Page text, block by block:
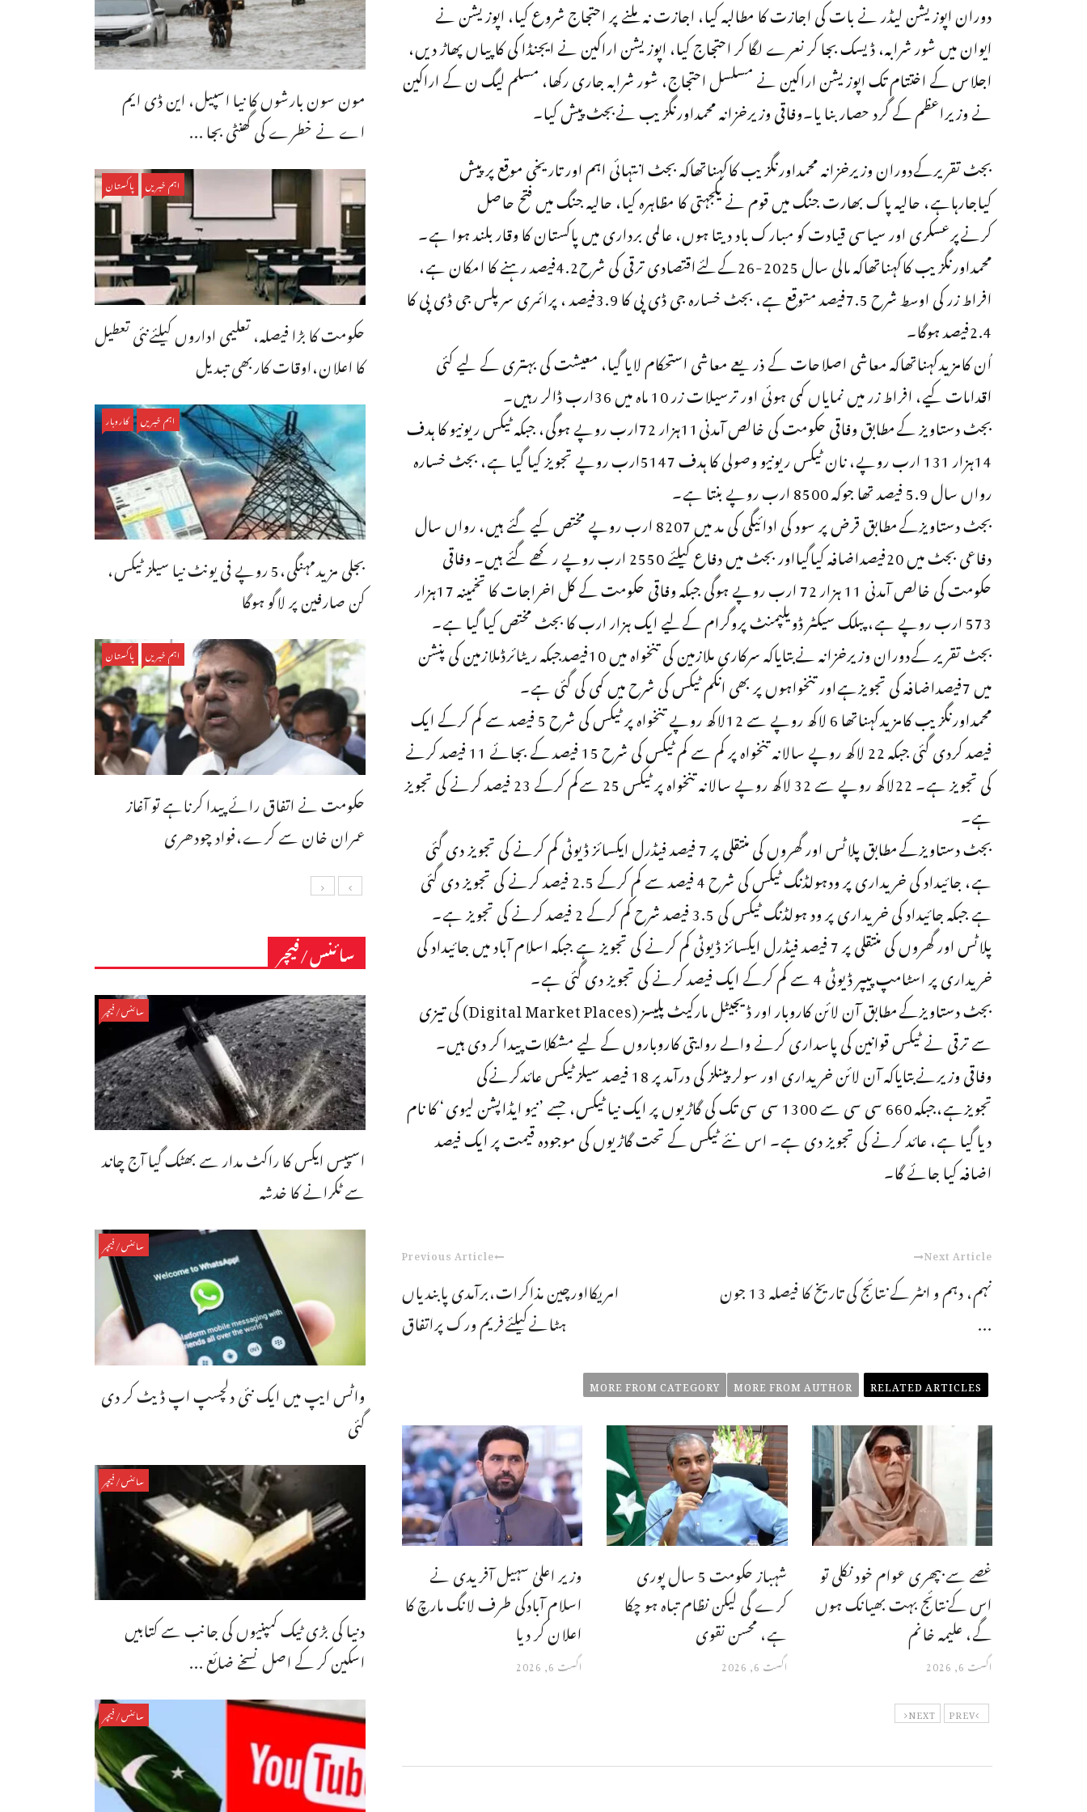
دوران اپوزیشن لیڈر نے بات کی اجازت کا مطالبہ کیا، اجازت نہ ملنے پر احتجاج شروع کیا، اپوزیشن نے
ایوان میں شور شرابہ، ڈیسک بجا کر نعرے لگا کر احتجاج کیا، اپوزیشن اراکین نے ایجنڈا کی کاپیاں پھاڑ دیں،
اجلاس کے اختتام تک اپوزیشن اراکین نے مسلسل احتجاج، شور شرابہ جاری رکھا، مسلم لیگ ن کے اراکین
نے وزیراعظم کے گرد حصار بنا یا۔وفاقی وزیرخزانہ محمداورنگزیب نےبجٹ پیش کیا۔
بجٹ تقریرکےدوران وزیرخزانہ محمداورنگزیب کاکہناتھاکہ بجٹ انتہائی اہم اور تاریخی موقع پرپیش
کیاجارہاہے، حالیہ پاک بھارت جنگ میں قوم نے یکجہتی کا مظاہرہ کیا، حالیہ جنگ میں فتح حاصل
کرنےپرعسکری اور سیاسی قیادت کو مبارک باد دیتا ہوں، عالمی برداری میں پاکستان کا وقار بلند ہوا ہے۔
محمداورنگزیب کاکہناتھاکہ مالی سال 2025-26کےلئےاقتصادی ترقی کی شرح4.2فیصد رہنے کا امکان ہے،
افراط زر کی اوسط شرح 7.5فیصد متوقع ہے، بجٹ خسارہ جی ڈی پی کا 3.9فیصد ، پرائمری سرپلس جی ڈی پی کا
2.4فیصد ہوگا۔
اُن کامزیدکہناتھاکہ معاشی اصلاحات کے ذریعے معاشی استحکام لایا گیا، معیشت کی بہتری کے لیے کئی
اقدامات کیے، افراط زر میں نمایاں کمی ہوئی اور ترسیلات زر 10 ماہ میں 36ارب ڈالر رہیں۔
بجٹ دستاویز کےمطابق وفاقی حکومت کی خالص آمدنی11ہزار 72ارب روپے ہوگی، جبکہ ٹیکس ریونیو کا ہدف
14ہزار 131 ارب روپے، نان ٹیکس ریونیو وصولی کا ہدف 5147ارب روپے تجویز کیا گیا ہے، بجٹ خسارہ
رواں سال 5.9 فیصد تھا جوکہ 8500 ارب روپے بنتا ہے۔
بجٹ دستاویزکےمطابق قرض پر سود کی ادائیگی کی مد میں 8207 ارب روپے مختص کیے گئے ہیں، رواں سال
دفاعی بجٹ میں 20فیصداضافہ کیاگیااور بجٹ میں دفاع کیلئے 2550 ارب روپے رکھے گئے ہیں۔ وفاقی
حکومت کی خالص آمدنی 11 ہزار 72 ارب روپے ہوگی جبکہ وفاقی حکومت کے کل اخراجات کا تخمینہ 17ہزار
573 ارب روپے ہے، پبلک سیکٹر ڈویلپمنٹ پروگرام کےلیے ایک ہزار ارب کا بجٹ مختص کیا گیا ہے۔
بجٹ تقریر کےدوران وزیرخزانہ نےبتایاکہ سرکاری ملازمین کی تنخواہ میں 10فیصدجبکہ ریٹائرڈملازمین کی پنشن
میں 7فیصداضافہ کی تجویزہےاور تنخواہوں پر بھی انکم ٹیکس کی شرح میں کمی کی گئی ہے۔
محمداورنگزیب کامزیدکہناتھا 6 لاکھ روپے سے 12لاکھ روپے تنخواہ پر ٹیکس کی شرح 5 فیصد سے کم کرکے ایک
فیصد کردی گئی جبکہ 22 لاکھ روپے سالانہ تنخواہ پر کم سے کم ٹیکس کی شرح 15 فیصد کے بجائے 11 فیصد کرنے
کی تجویز ہے۔ 22لاکھ روپے سے 32 لاکھ روپے سالانہ تنخواہ پر ٹیکس 25 سےکم کرکے 23 فیصد کرنے کی تجویز
ہے۔
بجٹ دستاویزکےمطابق پلاٹس اور گھروں کی منتقلی پر 7 فیصد فیڈرل ایکسائز ڈیوٹی کم کرنے کی تجویز دی گئی
ہے، جائیداد کی خریداری پر ودہولڈنگ ٹیکس کی شرح 4 فیصد سے کم کرکے 2.5 فیصد کرنے کی تجویز دی گئی
ہے جبکہ جائیداد کی خریداری پر ود ہولڈنگ ٹیکس کی 3.5 فیصد شرح کم کرکے 2 فیصد کرنے کی تجویز ہے۔
پلاٹس اور گھروں کی منتقلی پر 7 فیصد فیڈرل ایکسائز ڈیوٹی کم کرنے کی تجویز ہے جبکہ اسلام آباد میں جائیداد کی
خریداری پر اسٹامپ پیپر ڈیوٹی 4 سے کم کرکے ایک فیصد کرنے کی تجویز دی گئی ہے۔
بجٹ دستاویزکےمطابق آن لائن کاروبار اور ڈیجیٹل مارکیٹ پلیسز (Digital Market Places) کی تیزی
سے ترقی نے ٹیکس قوانین کی پاسداری کرنے والے روایتی کاروباروں کے لیے مشکلات پیدا کر دی ہیں۔
وفاقی وزیرنےبتایاکہ آن لائن خریداری اور سولر پینلز کی درآمد پر 18 فیصد سیلزٹیکس عائدکرنےکی
تجویزہے،جبکہ 660 سی سی سے 1300 سی سی تک کی گاڑیوں پر ایک نیا ٹیکس، جسے ’نیو ایڈاپشن لیوی‘ کا نام
دیا گیا ہے، عائد کرنے کی تجویز دی ہے۔ اس نئے ٹیکس کے تحت گاڑیوں کی موجودہ قیمت پر ایک فیصد
اضافہ کیا جائے گا۔
Previous Article
امریکااورچین مذاکرات،برآمدی پابندیاں
ہٹانےکیلئےفریم ورک پراتفاق
Next Article
نہم، دہم و انٹر کے نتائج کی تاریخ کا فیصلہ 13 جون
...
RELATED ARTICLES
MORE FROM AUTHOR
MORE FROM CATEGORY
وزیر اعلیٰ سہیل آفریدی نے
اسلام آبادکی طرف لانگ مارچ کا
اعلان کر دیا
اگست 6, 2026
شہباز حکومت 5 سال پوری
کرے گی لیکن نظام تباہ ہو چکا
ہے، محسن نقوی
اگست 6, 2026
غصے سے بپھری عوام خود نکلی تو
اس کےنتائج بہت بھیانک ہوں
گے، علیمہ خانم
اگست 6, 2026
PREV
NEXT
مون سون بارشوں کا نیا اسپیل، این ڈی ایم
اے نے خطرے کی گھنٹی بجا ...
اہم خبریں پاکستان
حکومت کا بڑا فیصلہ، تعلیمی اداروں کیلئےنئی تعطیل
کا اعلان،اوقات کاربھی تبدیل
اہم خبریں کاروبار
بجلی مزیدمہنگی،5 روپے فی یونٹ نیا سیلز ٹیکس،
کن صارفین پر لاگو ہوگا
اہم خبریں پاکستان
حکومت نے اتفاق رائے پیدا کرناہے تو آغاز
عمران خان سے کرے،فواد چودھری
سائنس/فیچر
سائنس/فیچر
اسپیس ایکس کا راکٹ مدار سے بھٹک گیا آج چاند
سے ٹکرانے کا خدشہ
سائنس/فیچر
واٹس ایپ میں ایک نئی دلچسپ اپ ڈیٹ کر دی
گئی
سائنس/فیچر
دنیا کی بڑی ٹیک کمپنیوں کی جانب سے کتابیں
اسکین کر کے اصل نسخے ضائع ...
سائنس/فیچر